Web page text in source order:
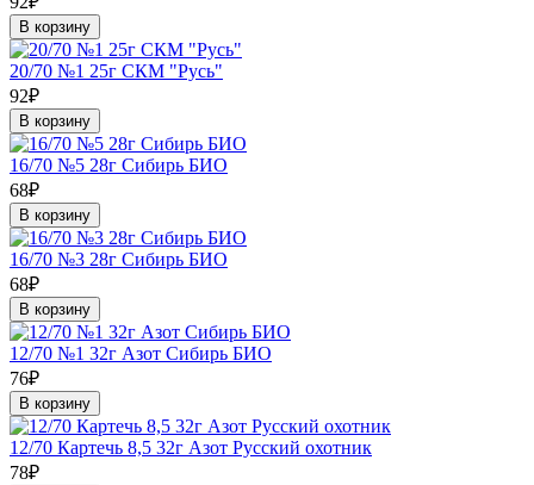
В корзину
20/70 №1 25г СКМ "Русь"
92₽
В корзину
16/70 №5 28г Сибирь БИО
68₽
В корзину
16/70 №3 28г Сибирь БИО
68₽
В корзину
12/70 №1 32г Азот Сибирь БИО
76₽
В корзину
12/70 Картечь 8,5 32г Азот Русский охотник
78₽